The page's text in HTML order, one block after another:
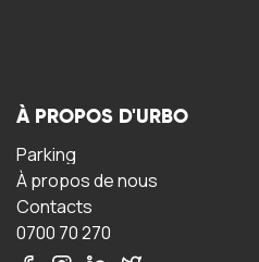
À PROPOS D'URBO
Parking
À propos de nous
Contacts
0700 70 270